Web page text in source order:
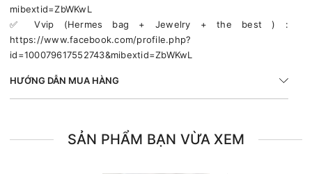
mibextid=ZbWKwL
✅️ Vvip (Hermes bag + Jewelry + the best ) :
https://www.facebook.com/profile.php?
id=100079617552743&mibextid=ZbWKwL
HƯỚNG DẪN MUA HÀNG
SẢN PHẨM BẠN VỪA XEM